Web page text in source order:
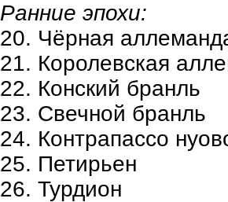
Ранние эпохи:
20. Чёрная
21. Королевская
22. Конский бранль
23. Свечной бранль
24. Контрапассо
25. Петирьен
26. Турдион